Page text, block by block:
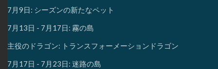
7月9日: シーズンの新たなペット
7月13日 - 7月17日: 霧の島
主役のドラゴン: トランスフォーメーションドラゴン
7月17日 - 7月23日: 迷路の島